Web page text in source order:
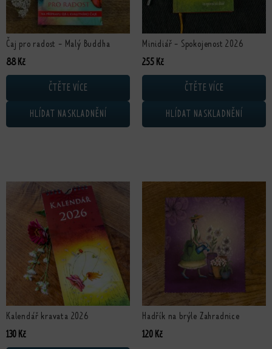
Čaj pro radost - Malý Buddha
88Kč
ČTĚTE VÍCE
HLÍDAT NASKLADNĚNÍ
Minidiář - Spokojenost 2026
255 Kč
ČTĚTE VÍCE
HLÍDAT NASKLADNĚNÍ
Kalendář kravata 2026
130 Kč
Hadřík na brýle Zahradnice
120 Kč